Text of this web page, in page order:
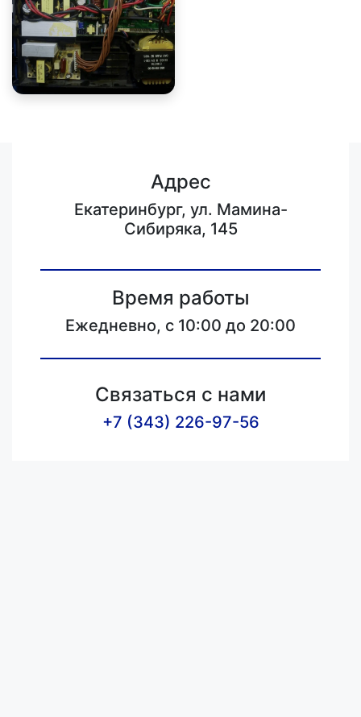
Адрес
Екатеринбург, ул. Мамина-
Сибиряка, 145
Время работы
Ежедневно, с 10:00 до 20:00
Связаться с нами
+7 (343) 226-97-56